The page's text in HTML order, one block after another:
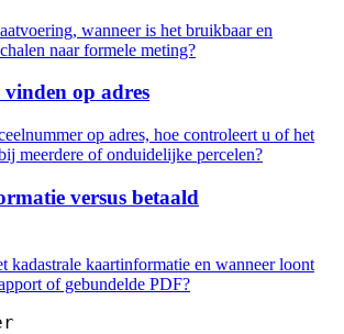
wanneer is het bruikbaar en
naar formele meting?
vinden op adres
op adres, hoe controleert u of het
meerdere of onduidelijke percelen?
versus betaald
kadastrale kaartinformatie en wanneer loont
of gebundelde PDF?